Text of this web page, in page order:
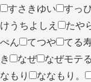
すさきゆい
すっ
けうちよしえ
たや
ぺん
てつや てる
き
なぜ なぜモテる
なもり
ななもり。